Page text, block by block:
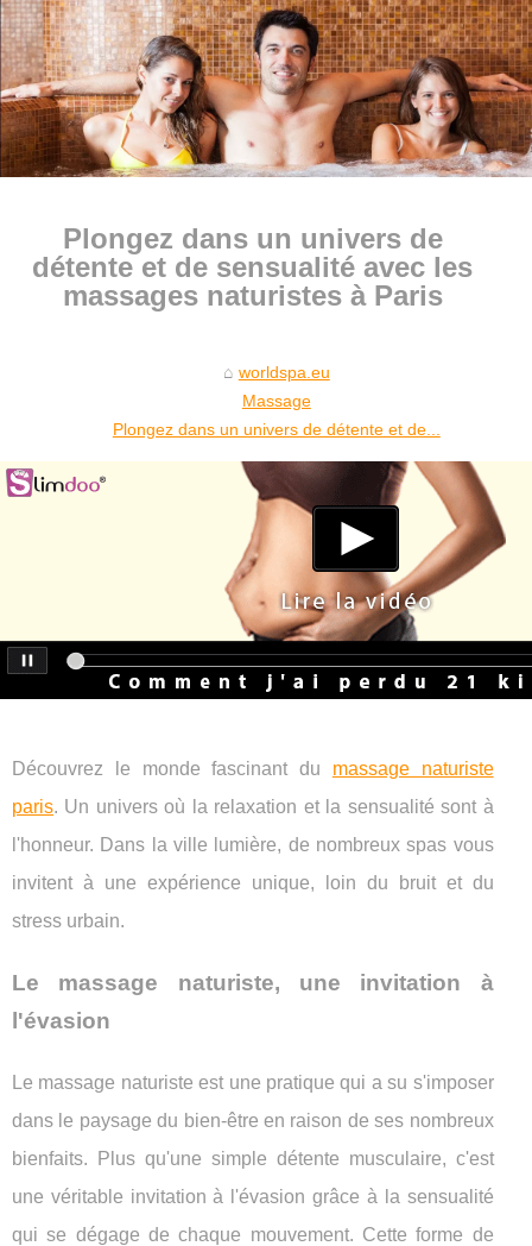
Plongez dans un univers de
détente et de sensualité avec les
massages naturistes à Paris
worldspa.eu
Massage
Plongez dans un univers de détente et de...
Découvrez le monde fascinant du massage naturiste
paris. Un univers où la relaxation et la sensualité sont à
l'honneur. Dans la ville lumière, de nombreux spas vous
invitent à une expérience unique, loin du bruit et du
stress urbain.
Le massage naturiste, une invitation à
l'évasion
Le massage naturiste est une pratique qui a su s'imposer
dans le paysage du bien-être en raison de ses nombreux
bienfaits. Plus qu'une simple détente musculaire, c'est
une véritable invitation à l'évasion grâce à la sensualité
qui se dégage de chaque mouvement. Cette forme de